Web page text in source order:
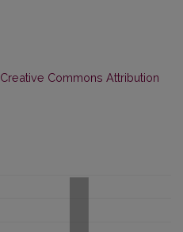
Creative Commons Attribution